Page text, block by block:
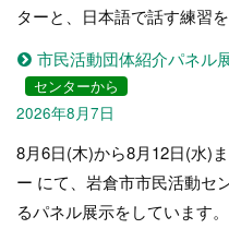
ターと、日本語で話す練習を
市民活動団体紹介パネル
センターから
2026年8月7日
8月6日(木)から8月12日(水)
ー にて、岩倉市市民活動セ
るパネル展示をしています